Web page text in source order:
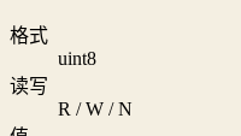
格式
uint8
读写
R / W / N